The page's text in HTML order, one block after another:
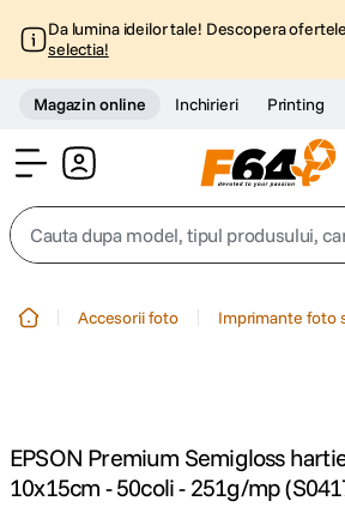
Da lumina ideilor tale! Descopera
selectia!
Magazin online Inchirieri Printing
Cauta dupa model, tipul produsului,
trepied telefon
Accesorii foto Imprimante foto
EPSON Premium Semigloss
10x15cm - 50coli - 251g/mp